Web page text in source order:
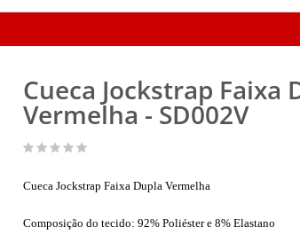
Cueca Jockstrap Faixa
Vermelha - SD002V
Cueca Jockstrap Faixa Dupla Vermelha
Composição do tecido: 92% Poliéster e 8% Elastano